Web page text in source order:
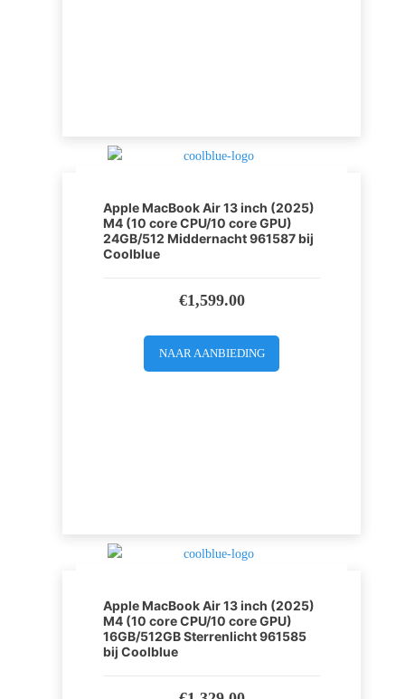
Apple MacBook Air 13 inch (2025)
M4 (10 core CPU/10 core GPU)
24GB/512 Middernacht 961587 bij
Coolblue
€1,599.00
NAAR AANBIEDING
Apple MacBook Air 13 inch (2025)
M4 (10 core CPU/10 core GPU)
16GB/512GB Sterrenlicht 961585
bij Coolblue